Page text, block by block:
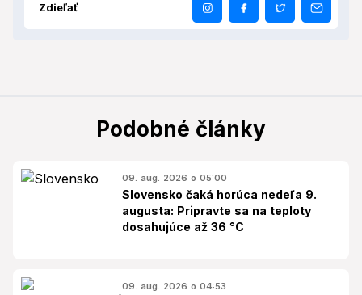
Zdieľať
Podobné články
09. aug. 2026 o 05:00
Slovensko čaká horúca nedeľa 9.
augusta: Pripravte sa na teploty
dosahujúce až 36 °C
09. aug. 2026 o 04:53